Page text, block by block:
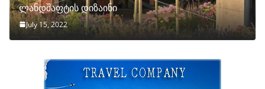
ლანდშაფტის დიზაინი
July 15, 2022